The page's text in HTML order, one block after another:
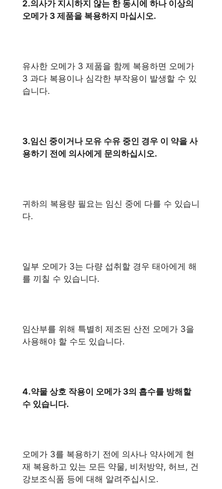
2.의사가 지시하지 않는 한 동시에 하나 이상의
오메가 3 제품을 복용하지 마십시오.
유사한 오메가 3 제품을 함께 복용하면 오메가
3 과다 복용이나 심각한 부작용이 발생할 수 있
습니다.
3.임신 중이거나 모유 수유 중인 경우 이 약을 사
용하기 전에 의사에게 문의하십시오.
귀하의 복용량 필요는 임신 중에 다를 수 있습니
다.
일부 오메가 3는 다량 섭취할 경우 태아에게 해
를 끼칠 수 있습니다.
임산부를 위해 특별히 제조된 산전 오메가 3을
사용해야 할 수도 있습니다.
4.약물 상호 작용이 오메가 3의 흡수를 방해할
수 있습니다.
오메가 3를 복용하기 전에 의사나 약사에게 현
재 복용하고 있는 모든 약물, 비처방약, 허브, 건
강보조식품 등에 대해 알려주십시오.